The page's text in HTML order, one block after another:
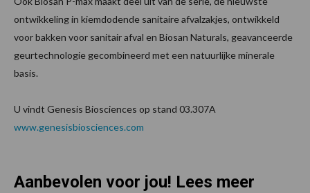
ontwikkeling in kiemdodende sanitaire afvalzakjes, ontwikkeld
voor bakken voor sanitair afval en Biosan Naturals, geavanceerde
geurtechnologie gecombineerd met een natuurlijke minerale
basis.
U vindt Genesis Biosciences op stand 03.307A
www.genesisbiosciences.com
Aanbevolen voor jou! Lees meer